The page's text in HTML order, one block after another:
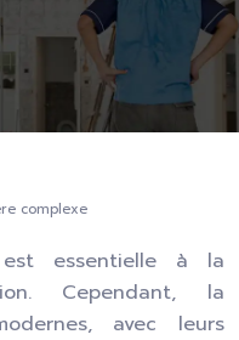
complexe
essentielle à la
Cependant, la
avec leurs